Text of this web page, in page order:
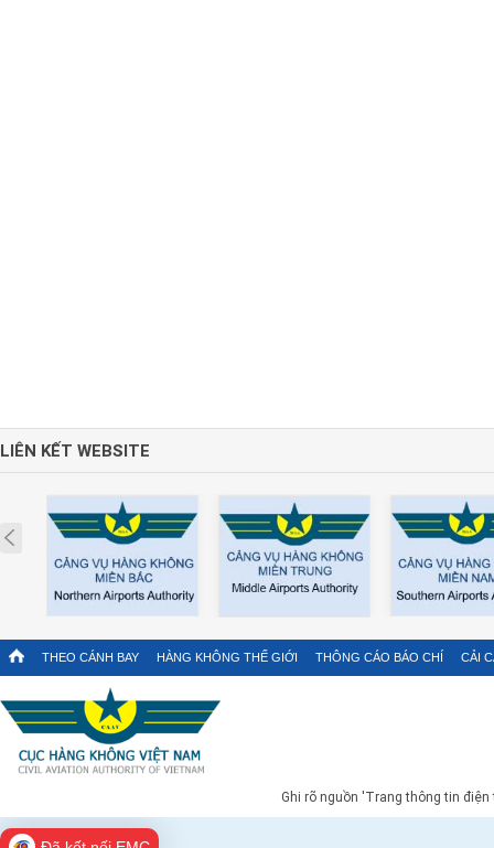
LIÊN KẾT WEBSITE
Prev
THEO CÁNH BAY HÀNG KHÔNG THẾ GIỚI THÔNG CÁO BÁO CHÍ CẢI
Ghi rõ nguồn 'Trang thông tin